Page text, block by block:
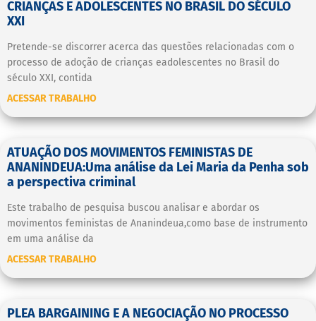
CRIANÇAS E ADOLESCENTES NO BRASIL DO SÉCULO
XXI
Pretende-se discorrer acerca das questões relacionadas com o
processo de adoção de crianças eadolescentes no Brasil do
século XXI, contida
ACESSAR TRABALHO
ATUAÇÃO DOS MOVIMENTOS FEMINISTAS DE
ANANINDEUA:Uma análise da Lei Maria da Penha sob
a perspectiva criminal
Este trabalho de pesquisa buscou analisar e abordar os
movimentos feministas de Ananindeua,como base de instrumento
em uma análise da
ACESSAR TRABALHO
PLEA BARGAINING E A NEGOCIAÇÃO NO PROCESSO